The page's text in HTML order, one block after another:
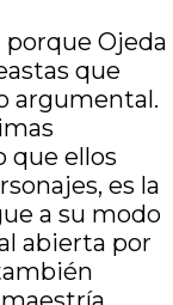
Ojeda
que
argumental.
que ellos
es la
a su modo
abierta por